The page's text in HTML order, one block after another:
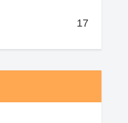
17